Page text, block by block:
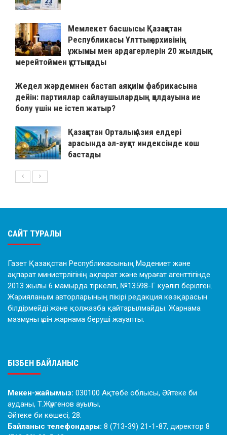
Мемлекет басшысы Қазақстан
Республикасы Ұлттық архивінің
ұжымы мен ардагерлерін 20 жылдық
мерейтоймен құттықтады
Жедел жәрдемнен бастап аяқкиім фабрикасына
дейін: партиялар сайлаушылардың қолдауына ие
болу үшін не істеп жатыр?
Қазақстан Орталық Азия елдері
арасында әл-ауқат индексінде көш
бастады
САЙТ ТУРАЛЫ
Газет Қазақстан Республикасының Мәдениет және
ақпарат министрлігінің ақпарат және мұрағат агенттігінде
2013 жылы 6 мамырда тіркеліп, №13598-Г куәлігі берілген.
Жарияланым авторларының пікірі редакция көзқарасын
білдірмейді және қолжазба қайтарылмайды. Жарнама
мазмұны үшін жарнама беруші жауапты.
БІЗБЕН БАЙЛАНЫС
Мекен-жайымыз: 030100 Ақтөбе облысы, Әйтеке би
ауданы, Т.Жүргенов ауылы,
Әйтеке би көшесі, 28.
Байланыс телефондары: 8 (713-39) 21-1-87, директор 8